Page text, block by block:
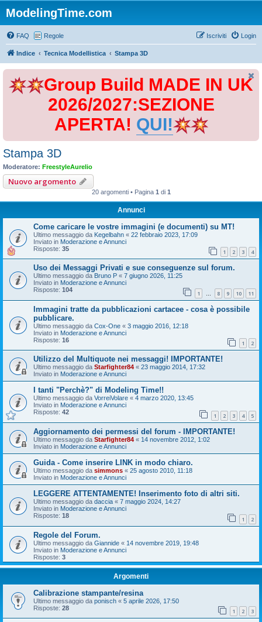
ModelingTime.com
FAQ Regole Login
Iscriviti
Indice Tecnica Modellistica Stampa 3D
Group Build MADE IN UK
2026/2027:SEZIONE
APERTA! QUI!
Stampa 3D
Moderatore: FreestyleAurelio
Nuovo argomento
20 argomenti • Pagina 1 di 1
Annunci
Come caricare le vostre immagini (e documenti) su MT!
Ultimo messaggio da Kegelbahn « 22 febbraio 2023, 17:09
Inviato in Moderazione e Annunci
Risposte: 35 1 2 3 4
Uso dei Messaggi Privati e sue conseguenze sul forum.
Ultimo messaggio da Bruno P « 7 giugno 2026, 11:25
Inviato in Moderazione e Annunci
Risposte: 104 1 … 8 9 10 11
Immagini tratte da pubblicazioni cartacee - cosa è possibile
pubblicare.
Ultimo messaggio da Cox-One « 3 maggio 2016, 12:18
Inviato in Moderazione e Annunci
Risposte: 16 1 2
Utilizzo del Multiquote nei messaggi! IMPORTANTE!
Ultimo messaggio da Starfighter84 « 23 maggio 2014, 17:32
Inviato in Moderazione e Annunci
I tanti "Perchè?" di Modeling Time!!
Ultimo messaggio da VorreiVolare « 4 marzo 2020, 13:45
Inviato in Moderazione e Annunci
Risposte: 42 1 2 3 4 5
Aggiornamento dei permessi del forum - IMPORTANTE!
Ultimo messaggio da Starfighter84 « 14 novembre 2012, 1:02
Inviato in Moderazione e Annunci
Guida - Come inserire LINK in modo chiaro.
Ultimo messaggio da simmons « 25 agosto 2010, 11:18
Inviato in Moderazione e Annunci
LEGGERE ATTENTAMENTE! Inserimento foto di altri siti.
Ultimo messaggio da daccia « 7 maggio 2024, 14:27
Inviato in Moderazione e Annunci
Risposte: 18 1 2
Regole del Forum.
Ultimo messaggio da Giannide « 14 novembre 2019, 19:48
Inviato in Moderazione e Annunci
Risposte: 3
Argomenti
Calibrazione stampante/resina
Ultimo messaggio da ponisch « 5 aprile 2026, 17:50
Risposte: 28 1 2 3